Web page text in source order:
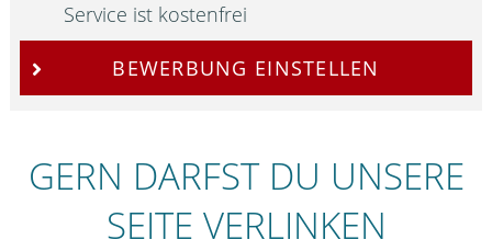
Service ist kostenfrei
BEWERBUNG EINSTELLEN
GERN DARFST DU UNSERE
SEITE VERLINKEN